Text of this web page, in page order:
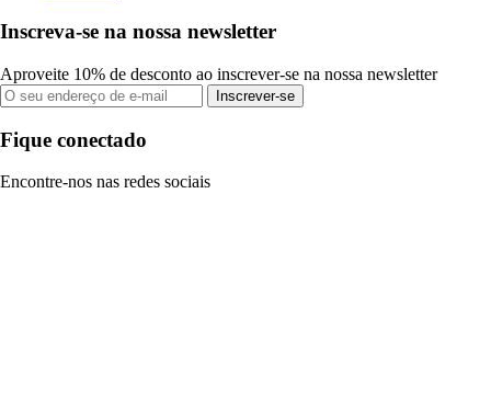
Inscreva-se na nossa newsletter
Aproveite 10% de desconto ao inscrever-se na nossa newsletter
Inscrever-se
Fique conectado
Encontre-nos nas redes sociais